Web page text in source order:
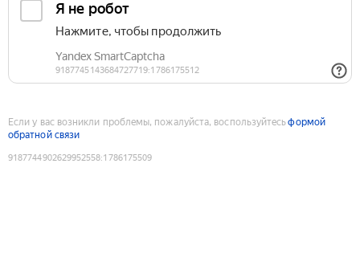
Если у вас возникли проблемы, пожалуйста, воспользуйтесьформой
обратной связи
9187744902629952558:1786175509